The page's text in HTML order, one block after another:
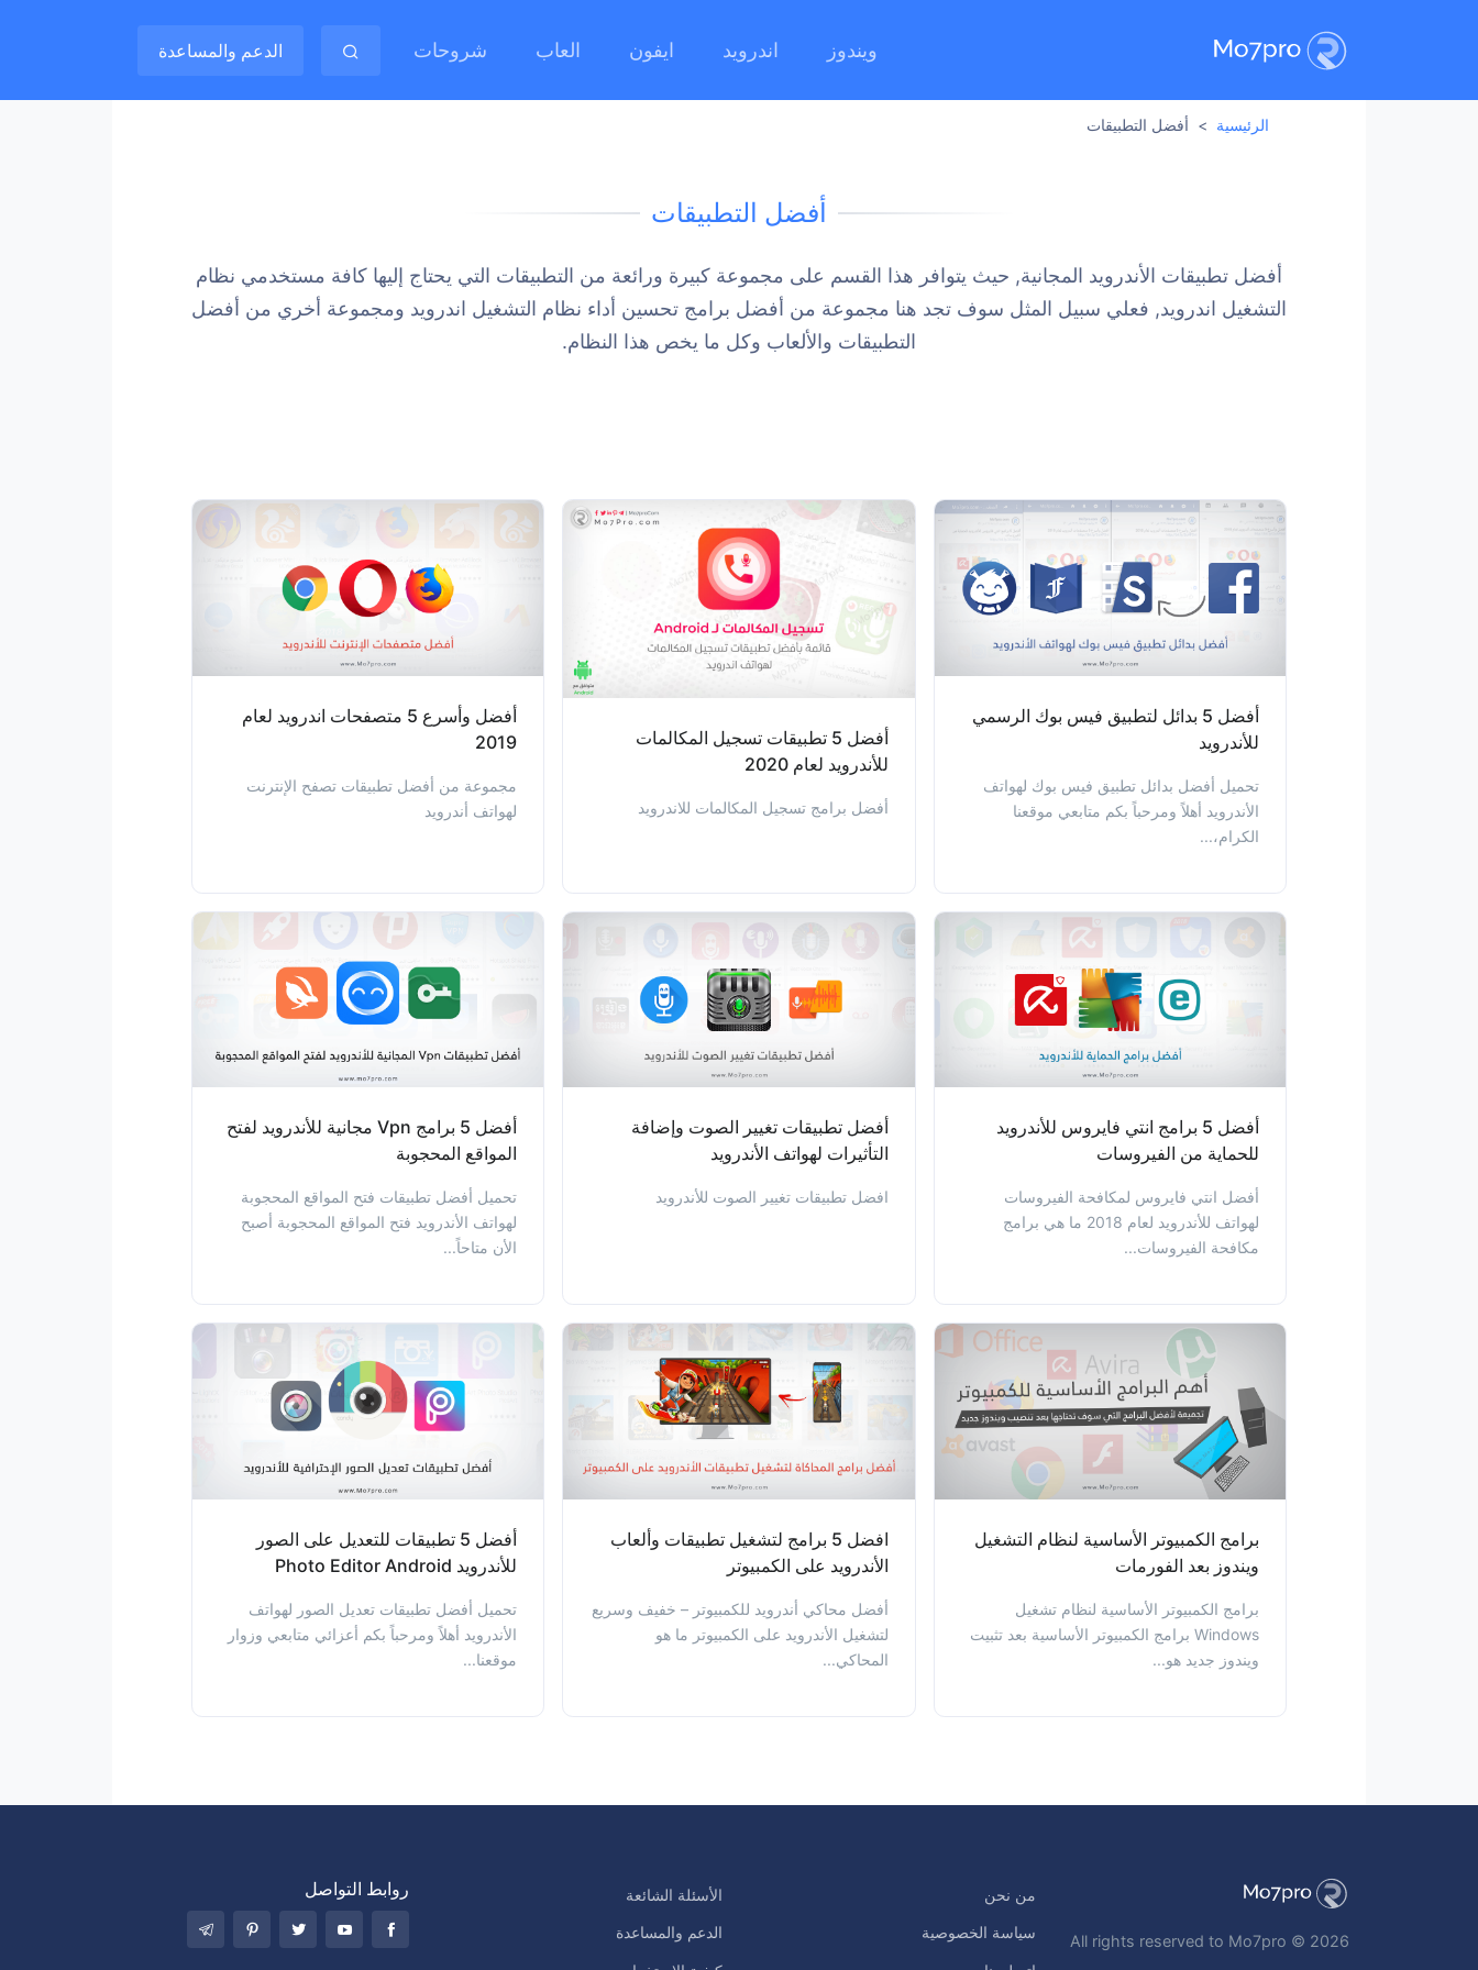
ويندوز اندرويد ايفون العاب شروحات الدعم والمساعدة
الرئيسية أفضل التطبيقات
أفضل التطبيقات
أفضل تطبيقات الأندرويد المجانية, حيث يتوافر هذا القسم على مجموعة كبيرة ورائعة من التطبيقات التي يحتاج إليها كافة مستخدمي نظام
التشغيل اندرويد, فعلي سبيل المثل سوف تجد هنا مجموعة من أفضل برامج تحسين أداء نظام التشغيل اندرويد ومجموعة أخري من أفضل
التطبيقات والألعاب وكل ما يخص هذا النظام.
أفضل 5 بدائل لتطبيق فيس بوك الرسمي
للأندرويد
تحميل أفضل بدائل تطبيق فيس بوك لهواتف
الأندرويد أهلاً ومرحباً بكم متابعي موقعنا
الكرام،...
أفضل 5 تطبيقات تسجيل المكالمات
للأندرويد لعام 2020
أفضل برامج تسجيل المكالمات للاندرويد
أفضل وأسرع 5 متصفحات اندرويد لعام
2019
مجموعة من أفضل تطبيقات تصفح الإنترنت
لهواتف أندرويد
أفضل 5 برامج انتي فايروس للأندرويد
للحماية من الفيروسات
أفضل انتي فايروس لمكافحة الفيروسات
لهواتف للأندرويد لعام 2018 ما هي برامج
مكافحة الفيروسات...
أفضل تطبيقات تغيير الصوت وإضافة
التأثيرات لهواتف الأندرويد
افضل تطبيقات تغيير الصوت للأندرويد
أفضل 5 برامج Vpn مجانية للأندرويد لفتح
المواقع المحجوبة
تحميل أفضل تطبيقات فتح المواقع المحجوبة
لهواتف الأندرويد فتح المواقع المحجوبة أصبح
الأن متاحاً...
برامج الكمبيوتر الأساسية لنظام التشغيل
ويندوز بعد الفورمات
برامج الكمبيوتر الأساسية لنظام تشغيل
Windows برامج الكمبيوتر الأساسية بعد تثبيت
ويندوز جديد هو...
افضل 5 برامج لتشغيل تطبيقات وألعاب
الأندرويد على الكمبيوتر
أفضل محاكي أندرويد للكمبيوتر – خفيف وسريع
لتشغيل الأندرويد على الكمبيوتر ما هو
المحاكي...
أفضل 5 تطبيقات للتعديل على الصور
للأندرويد Photo Editor Android
تحميل أفضل تطبيقات تعديل الصور لهواتف
الأندرويد أهلاً ومرحباً بكم أعزائي متابعي وزوار
موقعنا...
All rights reserved to Mo7pro © 2026
من نحن
سياسة الخصوصية
الأسئلة الشائعة
الدعم والمساعدة
روابط التواصل